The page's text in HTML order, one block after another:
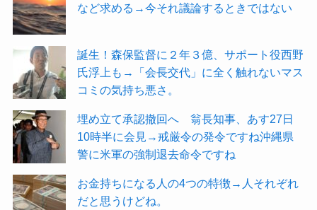
など求める→今それ議論するときではない
誕生！森保監督に２年３億、サポート役西野
氏浮上も→「会長交代」に全く触れないマス
コミの気持ち悪さ。
埋め立て承認撤回へ 翁長知事、あす27日
10時半に会見→戒厳令の発令ですね沖縄県
警に米軍の強制退去命令ですね
お金持ちになる人の4つの特徴→人それぞれ
だと思うけどね。